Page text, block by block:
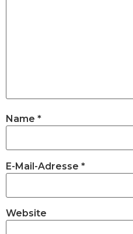
Name *
E-Mail-Adresse *
Website